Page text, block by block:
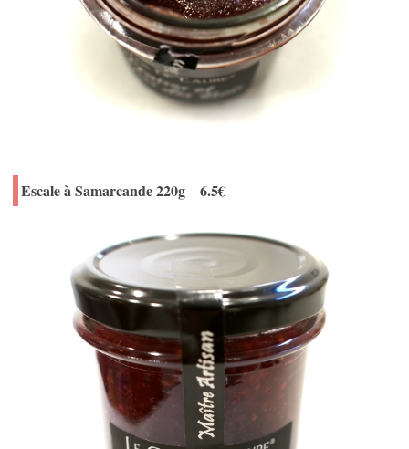
Escale à Samarcande 220g 6.5€